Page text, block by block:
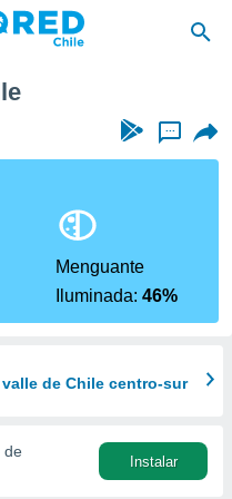
...
Menguante
Iluminada:46%
de Chile centro-sur
de
Instalar